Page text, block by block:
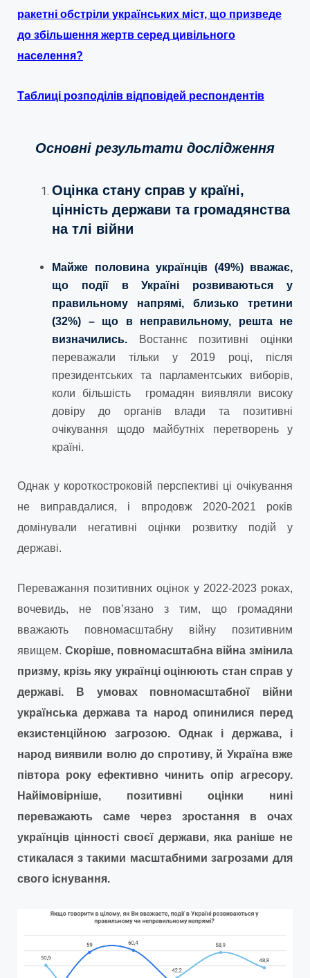
ракетні обстріли українських міст, що призведе
до збільшення жертв серед цивільного
населення?
Таблиці розподілів відповідей респондентів
Основні результати дослідження
Оцінка стану справ у країні,
цінність держави та громадянства
на тлі війни
Майже половина українців (49%) вважає,
що події в Україні розвиваються у
правильному напрямі, близько третини
(32%) – що в неправильному, решта не
визначились.
Востаннє позитивні оцінки
переважали тільки у 2019 році, після
президентських та парламентських виборів,
коли більшість громадян виявляли високу
довіру до органів влади та позитивні
очікування щодо майбутніх перетворень у
країні.
Однак у короткостроковій перспективі ці очікування
не виправдалися, і впродовж 2020-2021 років
домінували негативні оцінки розвитку подій у
державі.
Переважання позитивних оцінок у 2022-2023 роках,
вочевидь, не пов’язано з тим, що громадяни
вважають повномасштабну війну позитивним
явищем. Скоріше, повномасштабна війна змінила
призму, крізь яку українці оцінюють стан справ у
державі. В умовах повномасштабної війни
українська держава та народ опинилися перед
екзистенційною загрозою. Однак і держава, і
народ виявили волю до спротиву, й Україна вже
півтора року ефективно чинить опір агресору.
Найімовірніше, позитивні оцінки нині
переважають саме через зростання в очах
українців цінності своєї держави, яка раніше не
стикалася з такими масштабними загрозами для
свого існування.